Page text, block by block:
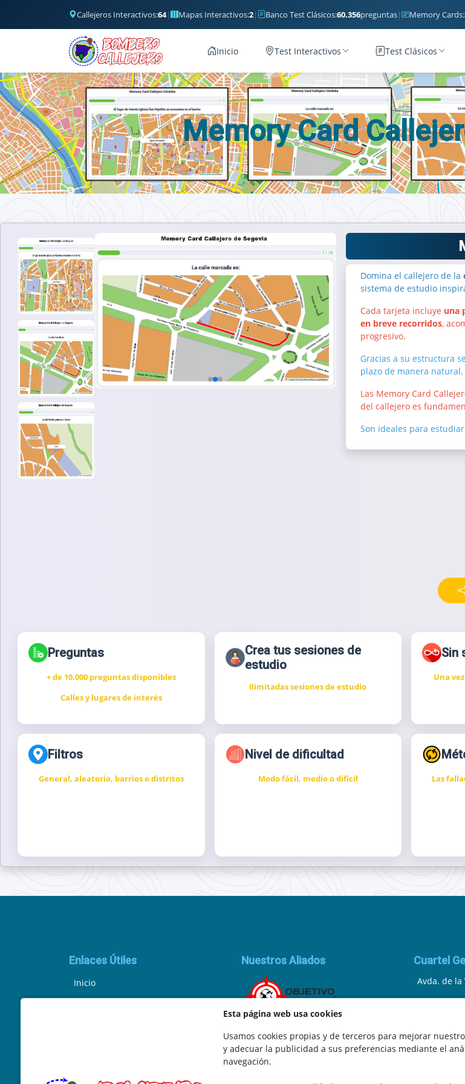
Callejeros Interactivos:64| Mapas Interactivos:2| Banco Test Clásicos:60.356preguntas| Memory Cards:
Inicio Test Interactivos Test Clásicos
Memory Card
Domina el callejero de la
sistema de estudio
Cada tarjeta incluye una
en breve recorridos,
progresivo.
Gracias a su estructura
plazo de manera natural.
Las Memory Card
del callejero es
Son ideales para
Preguntas
+ de 10.000 preguntas disponibles
Calles y lugares de interés
Crea tus sesiones de
estudio
Ilimitadas sesiones de estudio
Sin
Una
Filtros
General, aleatorio, barrios o distritos
Nivel de dificultad
Modo fácil, medio o difícil
Las
Esta página web usa cookies
Usamos cookies propias y de terceros para mejorar
y adecuar la publicidad a sus preferencias mediante el
navegación.
Enlaces Útiles
Inicio
Nuestros Aliados Cuartel
Avda. de la
España